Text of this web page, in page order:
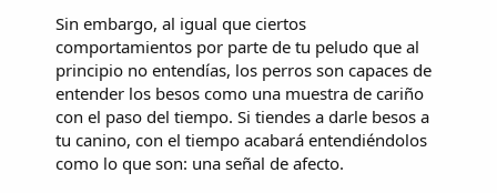
Sin embargo, al igual que ciertos
comportamientos por parte de tu peludo que al
principio no entendías, los perros son capaces de
entender los besos como una muestra de cariño
con el paso del tiempo. Si tiendes a darle besos a
tu canino, con el tiempo acabará entendiéndolos
como lo que son: una señal de afecto.